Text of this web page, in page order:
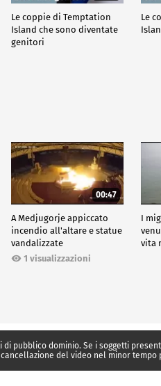
Le coppie di Temptation
Island che sono diventate
genitori
Le
00:47
A Medjugorje appiccato
incendio all'altare e statue
vandalizzate
1 visualizzazioni
I
vita
pubblico dominio. Se i soggetti
del video nel minor tempo